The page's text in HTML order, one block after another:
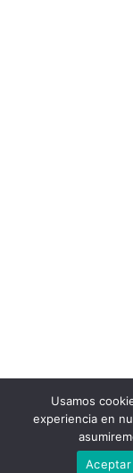
© Gestión
Usamos
experiencia en
Aceptar